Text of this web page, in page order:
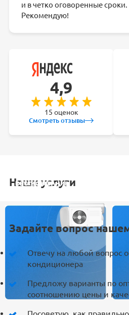
и в четко оговоренные
Рекомендую!
4,9
15 оценок
Смотреть отзывы
Наши услуги
УСТАНОВКА
ОБСЛУЖИВАНИЕ
Задайте вопрос
Отвечу на любой вопрос
кондиционера
Предложу варианты по
соотношению цены и